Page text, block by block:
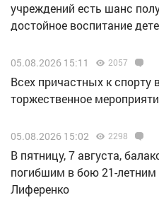
учреждений есть шанс
достойное воспитание
05.08.2026 15:11 2057
Всех причастных к спорту
торжественное
05.08.2026 15:02 2298
В пятницу, 7 августа,
погибшим в бою 21-
Лиференко